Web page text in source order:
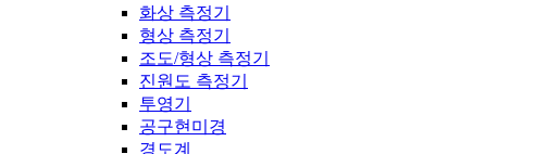
화상 측정기
형상 측정기
조도/형상 측정기
진원도 측정기
투영기
공구현미경
경도계